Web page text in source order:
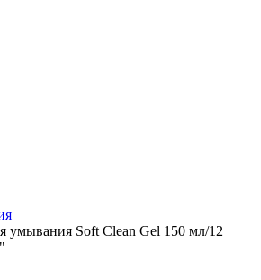
Soft Clean Gel 150 мл/12